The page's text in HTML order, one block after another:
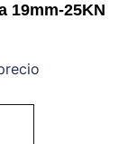
19mm-25KN